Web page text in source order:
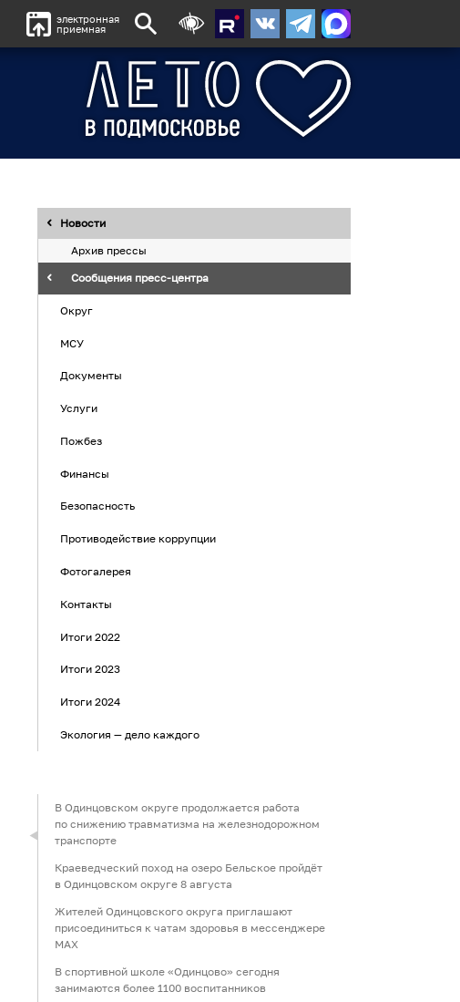
электронная
приемная
Новости
Архив прессы
Сообщения пресс-центра
Округ
МСУ
Документы
Услуги
Пожбез
Финансы
Безопасность
Противодействие коррупции
Фотогалерея
Контакты
Итоги 2022
Итоги 2023
Итоги 2024
Экология — дело каждого
В Одинцовском округе продолжается работа
по снижению травматизма на железнодорожном
транспорте
Краеведческий поход на озеро Бельское пройдёт
в Одинцовском округе 8 августа
Жителей Одинцовского округа приглашают
присоединиться к чатам здоровья в мессенджере
МАХ
В спортивной школе «Одинцово» сегодня
занимаются более 1100 воспитанников